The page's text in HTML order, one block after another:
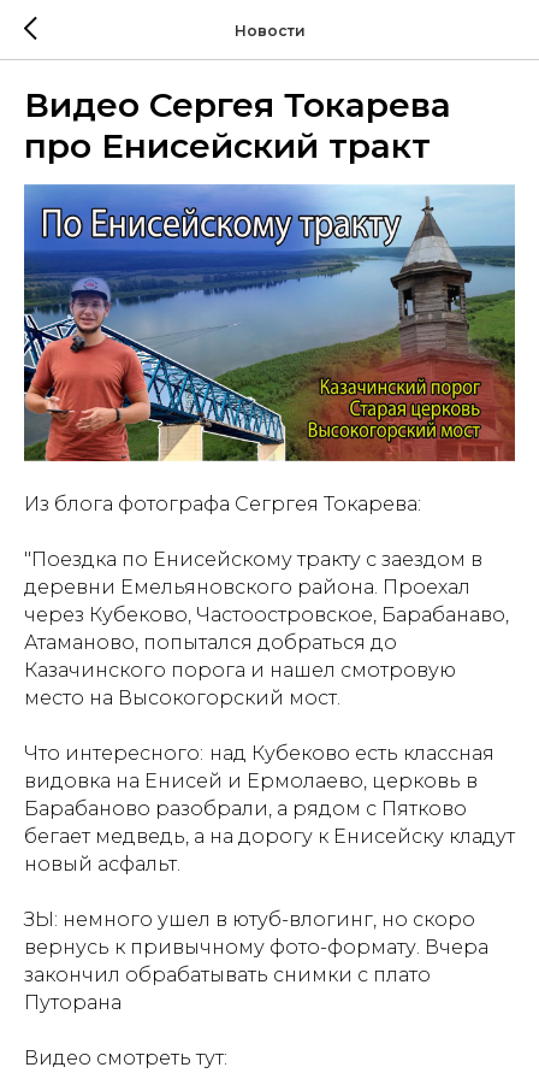
Новости
Видео Сергея Токарева
про Енисейский тракт
Из блога фотографа Сегргея Токарева:
"Поездка по Енисейскому тракту с заездом в
деревни Емельяновского района. Проехал
через Кубеково, Частоостровское, Барабанаво,
Атаманово, попытался добраться до
Казачинского порога и нашел смотровую
место на Высокогорский мост.
Что интересного: над Кубеково есть классная
видовка на Енисей и Ермолаево, церковь в
Барабаново разобрали, а рядом с Пятково
бегает медведь, а на дорогу к Енисейску кладут
новый асфальт.
ЗЫ: немного ушел в ютуб-влогинг, но скоро
вернусь к привычному фото-формату. Вчера
закончил обрабатывать снимки с плато
Путорана
Видео смотреть тут: